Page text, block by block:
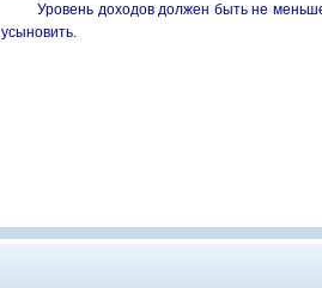
Уровень доходов должен быть не
усыновить.